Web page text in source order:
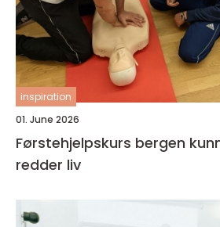
inspiration
01. June 2026
Førstehjelpskurs bergen kunnskap som
redder liv